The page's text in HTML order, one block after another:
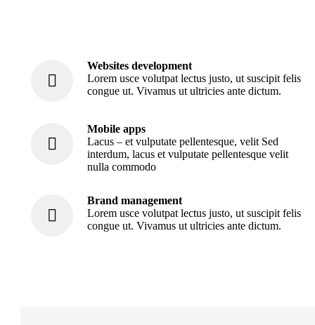
Websites development
Lorem usce volutpat lectus justo, ut suscipit felis
congue ut. Vivamus ut ultricies ante dictum.
Mobile apps
Lacus – et vulputate pellentesque, velit Sed
interdum, lacus et vulputate pellentesque velit
nulla commodo
Brand management
Lorem usce volutpat lectus justo, ut suscipit felis
congue ut. Vivamus ut ultricies ante dictum.